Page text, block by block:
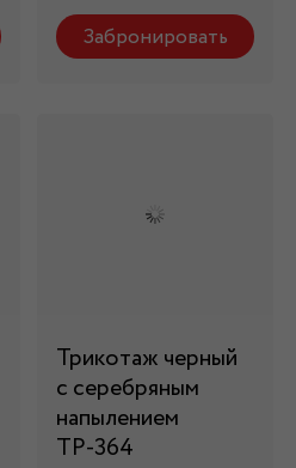
Забронировать
Трикотаж черный
с серебряным
напылением
ТР-364